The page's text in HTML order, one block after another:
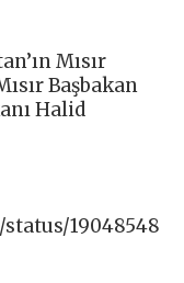
Mısır
Başbakan
Halid
19048548